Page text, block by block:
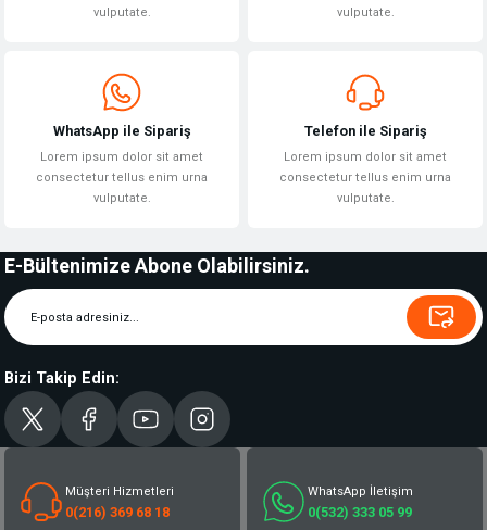
vulputate.
vulputate.
WhatsApp ile Sipariş
Lorem ipsum dolor sit amet
consectetur tellus enim urna
vulputate.
Telefon ile Sipariş
Lorem ipsum dolor sit amet
consectetur tellus enim urna
vulputate.
E-Bültenimize Abone Olabilirsiniz.
Bizi Takip Edin:
Müşteri Hizmetleri
0(216) 369 68 18
WhatsApp İletişim
0(532) 333 05 99